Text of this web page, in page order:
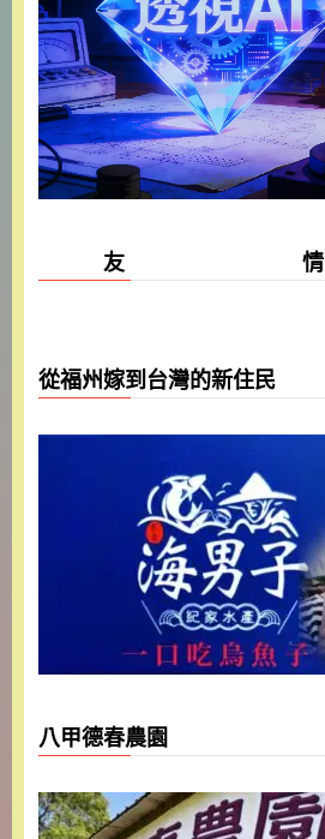
友 情
從福州嫁到台灣的新住民
八甲德春農園